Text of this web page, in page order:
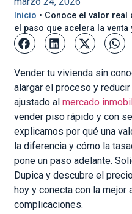
Inicio • Conoce el valor real
el paso que acelera la
Vender tu vivienda sin
alargar el proceso y
ajustado almercado
vender piso rápido y con
explicamos por qué una
la diferencia y cómo la
pone un paso adelante.
Dupica y descubre el
hoy y conecta con la mejor
complicaciones.